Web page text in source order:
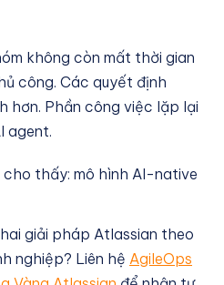
không còn mất thời gian
công. Các quyết định
hơn. Phần công việc lặp lại
agent.
cho thấy: mô hình AI-native
giải pháp Atlassian theo
nghiệp? Liên hệ AgileOps